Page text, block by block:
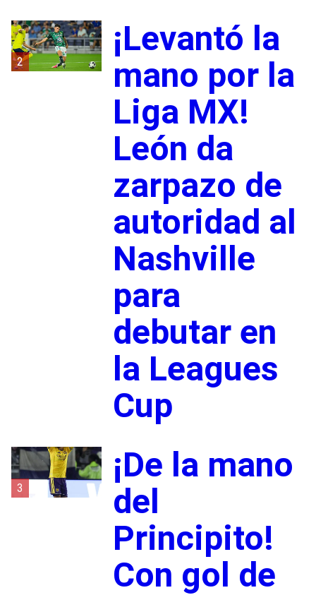
2
¡Levantó la
mano por la
Liga MX!
León da
zarpazo de
autoridad al
Nashville
para
debutar en
la Leagues
Cup
3
¡De la mano
del
Principito!
Con gol de